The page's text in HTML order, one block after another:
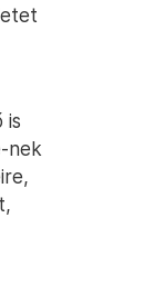
is
nek